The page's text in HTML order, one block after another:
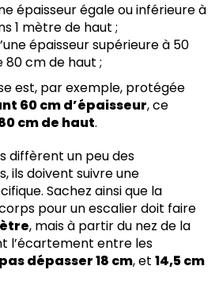
épaisseur égale ou inférieure à
1 mètre de haut ;
épaisseur supérieure à 50
cm de haut ;
est, par exemple, protégée
60 cm d’épaisseur, ce
cm de haut.
diffèrent un peu des
ils doivent suivre une
Sachez ainsi que la
pour un escalier doit faire
, mais à partir du nez de la
l’écartement entre les
dépasser 18 cm, et 14,5 cm